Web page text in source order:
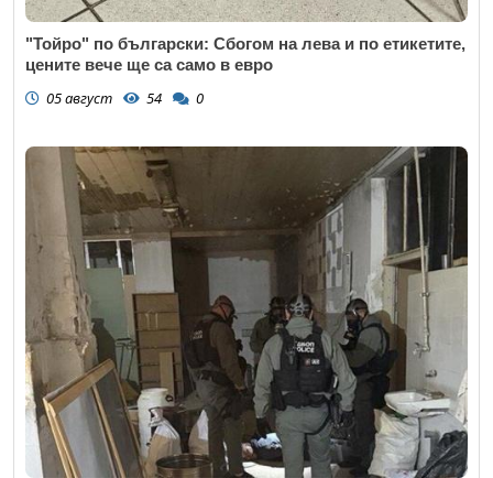
"Тойро" по български: Сбогом на лева и по етикетите,
цените вече ще са само в евро
05 август 54 0